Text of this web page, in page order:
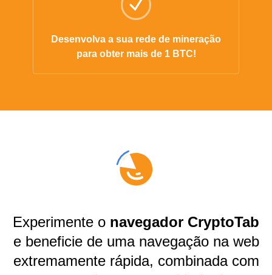
Desenvolva a sua rede de mineração
para obter mais de 1 BTC!
Experimente o navegador CryptoTab
e beneficie de uma navegação na web
extremamente rápida, combinada com